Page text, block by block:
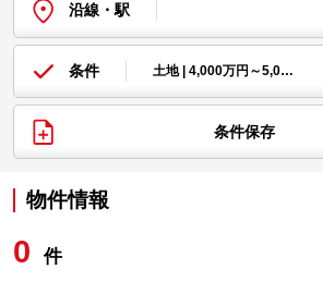
沿線・駅
条件 土地 | 4,000万円～5,0…
条件保存
物件情報
0 件